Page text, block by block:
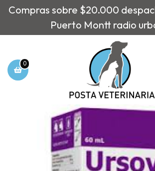
Compras sobre $20.000
Puerto Montt radio
0